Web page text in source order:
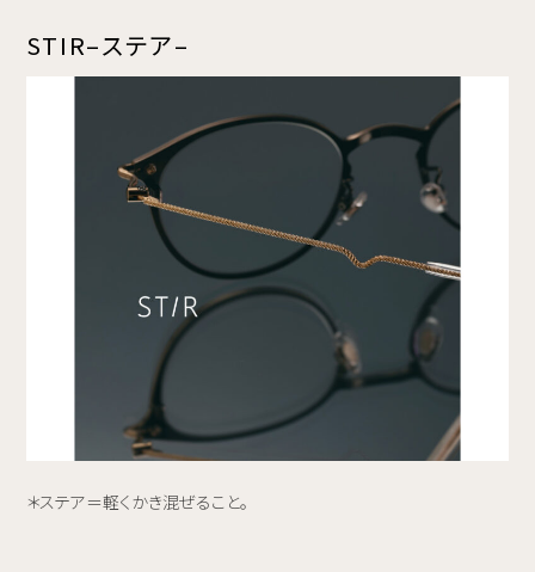
STI R–ステア–
＊ステア＝軽くかき混ぜること。